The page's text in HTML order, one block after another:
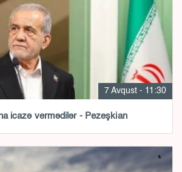
7 Avqust - 11:30
icazə vermədilər - Pezeşkian